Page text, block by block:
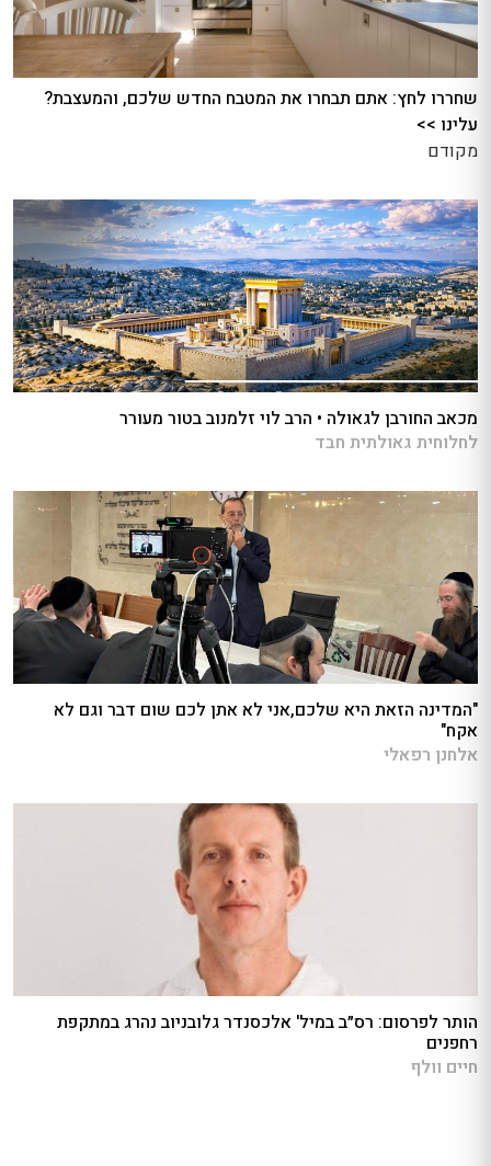
שחררו לחץ: אתם תבחרו את המטבח החדש שלכם, והמעצבת?
עלינו >>
מקודם
מכאב החורבן לגאולה • הרב לוי זלמנוב בטור מעורר
לחלוחית גאולתית חבד
"המדינה הזאת היא שלכם,אני לא אתן לכם שום דבר וגם לא
אקח"
אלחנן רפאלי
הותר לפרסום: רס״ב במיל' אלכסנדר גלובניוב נהרג במתקפת
רחפנים
חיים וולף